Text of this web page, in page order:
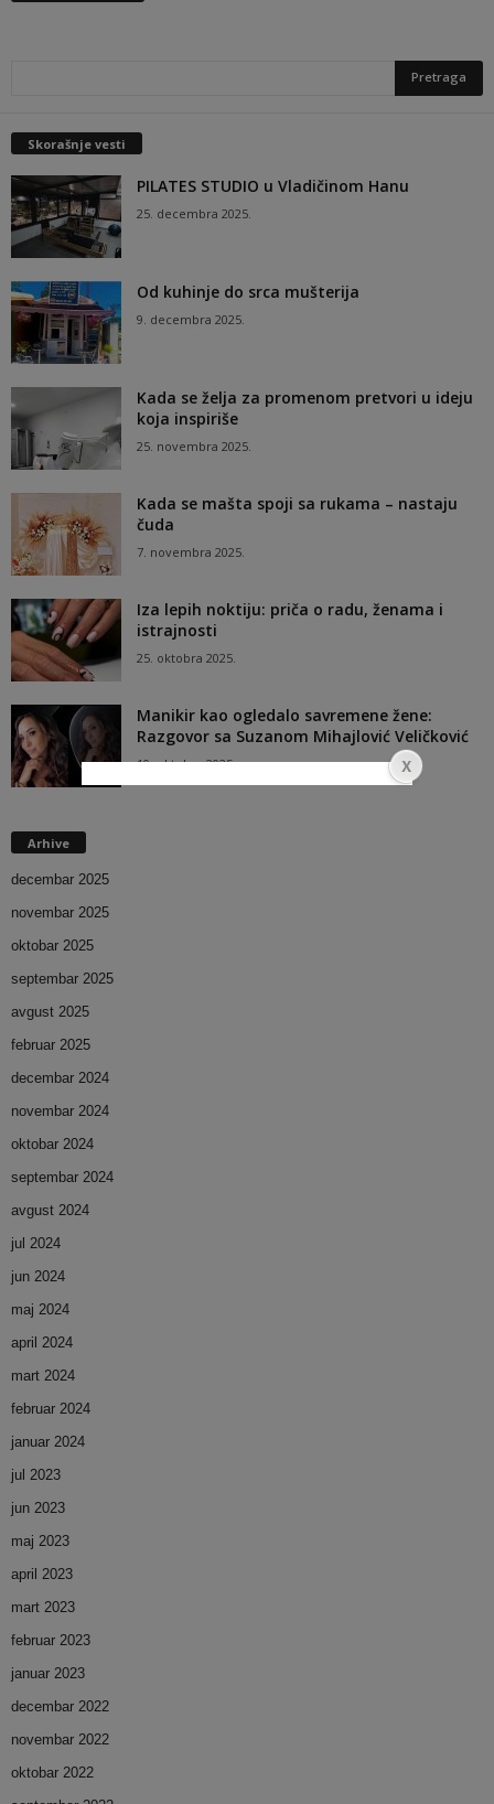
Skorašnje vesti
PILATES STUDIO u Vladičinom Hanu
25. decembra 2025.
Od kuhinje do srca mušterija
9. decembra 2025.
Kada se želja za promenom pretvori u ideju
koja inspiriše
25. novembra 2025.
Kada se mašta spoji sa rukama – nastaju
čuda
7. novembra 2025.
Iza lepih noktiju: priča o radu, ženama i
istrajnosti
25. oktobra 2025.
Manikir kao ogledalo savremene žene:
Razgovor sa Suzanom Mihajlović Veličković
10. oktobra 2025.
Arhive
decembar 2025
novembar 2025
oktobar 2025
septembar 2025
avgust 2025
februar 2025
decembar 2024
novembar 2024
oktobar 2024
septembar 2024
avgust 2024
jul 2024
jun 2024
maj 2024
april 2024
mart 2024
februar 2024
januar 2024
jul 2023
jun 2023
maj 2023
april 2023
mart 2023
februar 2023
januar 2023
decembar 2022
novembar 2022
oktobar 2022